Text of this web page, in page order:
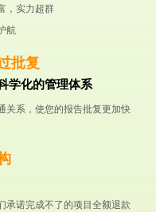
，实力超群
航
批复
学化的管理体系
关系，使您的报告批复更加快
承诺完成不了的项目全额退款